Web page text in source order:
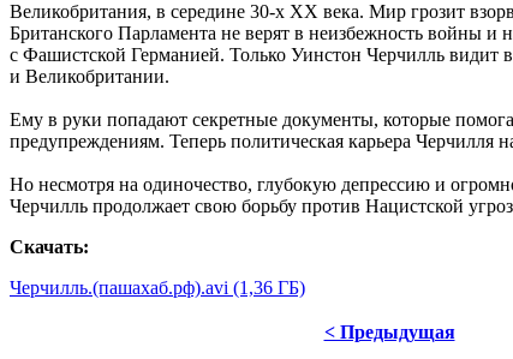
Великобритания, в середине 30-х XX века. Мир грозит
Британского Парламента не верят в неизбежность войны
с Фашистской Германией. Только Уинстон Черчилль видит
и Великобритании.
Ему в руки попадают секретные документы, которые
предупреждениям. Теперь политическая карьера Черчилля
Но несмотря на одиночество, глубокую депрессию и
Черчилль продолжает свою борьбу против Нацистской
Скачать:
Черчилль.(пашахаб.рф).avi (1,36 ГБ)
< Предыдущая